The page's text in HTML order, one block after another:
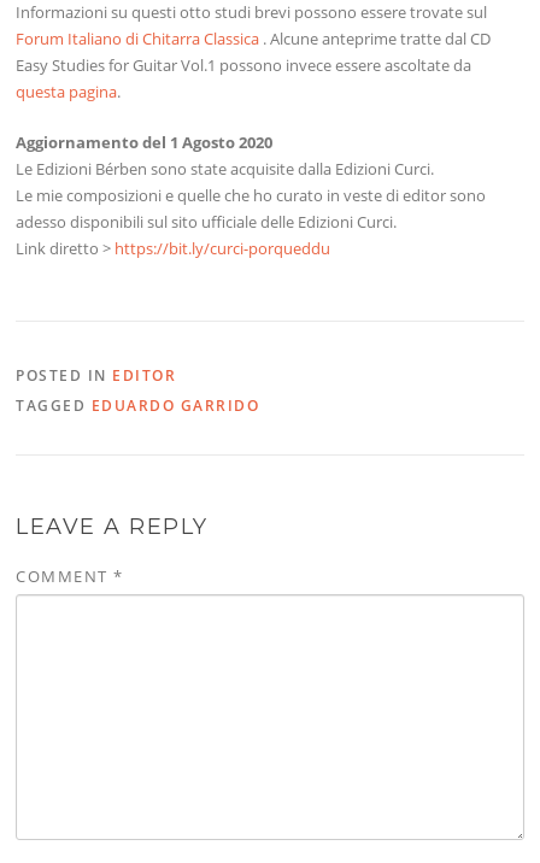
Informazioni su questi otto studi brevi possono essere trovate sul
Forum Italiano di Chitarra Classica . Alcune anteprime tratte dal CD
Easy Studies for Guitar Vol.1 possono invece essere ascoltate da
questa pagina.
Aggiornamento del 1 Agosto 2020
Le Edizioni Bérben sono state acquisite dalla Edizioni Curci.
Le mie composizioni e quelle che ho curato in veste di editor sono
adesso disponibili sul sito ufficiale delle Edizioni Curci.
Link diretto > https://bit.ly/curci-porqueddu
POSTED IN EDITOR
TAGGED EDUARDO GARRIDO
LEAVE A REPLY
COMMENT*